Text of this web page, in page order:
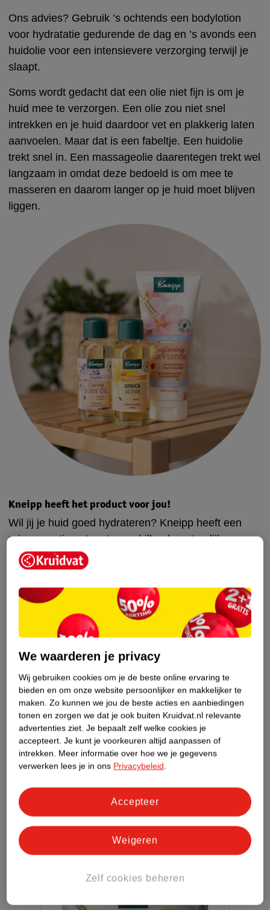
Ons advies? Gebruik ’s ochtends een bodylotion
voor hydratatie gedurende de dag en ’s avonds een
huidolie voor een intensievere verzorging terwijl je
slaapt.
Soms wordt gedacht dat een olie niet fijn is om je
huid mee te verzorgen. Een olie zou niet snel
intrekken en je huid daardoor vet en plakkerig laten
aanvoelen. Maar dat is een fabeltje. Een huidolie
trekt snel in. Een massageolie daarentegen trekt wel
langzaam in omdat deze bedoeld is om mee te
masseren en daarom langer op je huid moet blijven
liggen.
Kneipp heeft het product voor jou!
Wil jij je huid goed hydrateren? Kneipp heeft een
ruim assortiment met verschillende natuurlijke
huidverzorgingsproducten. Wat dacht je bijvoorbeeld
van deKneipp Soft Skin Softening Bodylotion
lotion met de geur van amandelbloesem hydrateert
en verzorg je gevoelige huid intensief en langdurig.
Wil je je huid extra verzorgen? Gebruik dan ’s
vegan huidolie bevat een hoog percentage
natuurlijke plantenoliën met vitamine A en E. De olie
is geschikt voor alle huidtypen. Wil je je huid
masseren? Kies dan voor deKneipp Arnica
Massageolie. De verwarmende olie heeft een
natuurlijke arnica-geur met een vleugje gember.
We waarderen je privacy
Wij gebruiken cookies om je de beste online ervaring te
bieden en om onze website persoonlijker en makkelijker te
maken. Zo kunnen we jou de beste acties en aanbiedingen
tonen en zorgen we dat je ook buiten Kruidvat.nl relevante
advertenties ziet. Je bepaalt zelf welke cookies je
accepteert. Je kunt je voorkeuren altijd aanpassen of
intrekken. Meer informatie over hoe we je gegevens
verwerken lees je in ons Privacybeleid.
Zelf cookies beheren
Weigeren
Accepteer